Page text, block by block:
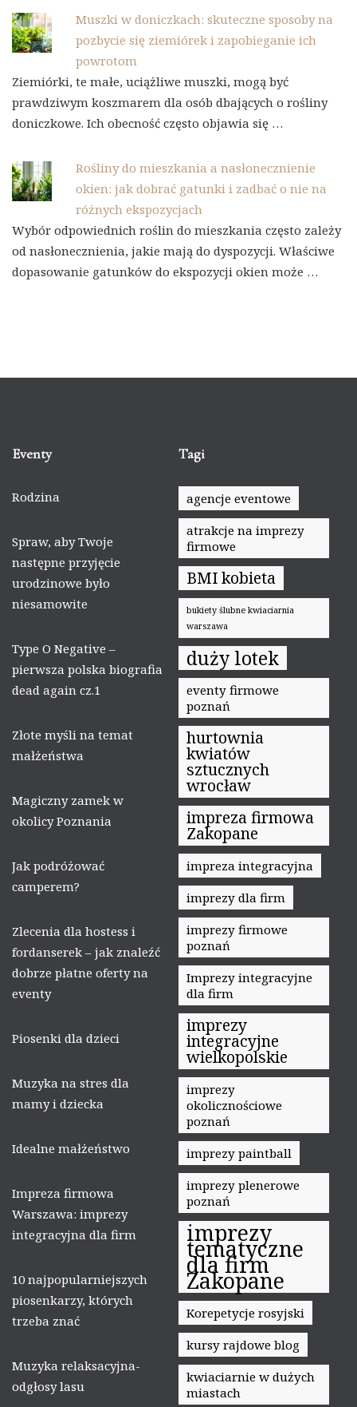
Muszki w doniczkach: skuteczne sposoby na
pozbycie się ziemiórek i zapobieganie ich
powrotom
Ziemiórki, te małe, uciążliwe muszki, mogą być
prawdziwym koszmarem dla osób dbających o rośliny
doniczkowe. Ich obecność często objawia się …
Rośliny do mieszkania a nasłonecznienie
okien: jak dobrać gatunki i zadbać o nie na
różnych ekspozycjach
Wybór odpowiednich roślin do mieszkania często zależy
od nasłonecznienia, jakie mają do dyspozycji. Właściwe
dopasowanie gatunków do ekspozycji okien może …
Eventy
Rodzina
Spraw, aby Twoje
następne przyjęcie
urodzinowe było
niesamowite
Type O Negative –
pierwsza polska biografia
dead again cz.1
Złote myśli na temat
małżeństwa
Magiczny zamek w
okolicy Poznania
Jak podróżować
camperem?
Zlecenia dla hostess i
fordanserek – jak znaleźć
dobrze płatne oferty na
eventy
Piosenki dla dzieci
Muzyka na stres dla
mamy i dziecka
Idealne małżeństwo
Impreza firmowa
Warszawa: imprezy
integracyjna dla firm
10 najpopularniejszych
piosenkarzy, których
trzeba znać
Muzyka relaksacyjna-
odgłosy lasu
Tagi
agencje eventowe
atrakcje na imprezy
firmowe
BMI kobieta
bukiety ślubne kwiaciarnia
warszawa
duży lotek
eventy firmowe
poznań
hurtownia
kwiatów
sztucznych
wrocław
impreza firmowa
Zakopane
impreza integracyjna
imprezy dla firm
imprezy firmowe
poznań
Imprezy integracyjne
dla firm
imprezy
integracyjne
wielkopolskie
imprezy
okolicznościowe
poznań
imprezy paintball
imprezy plenerowe
poznań
imprezy
tematyczne
dla firm
Zakopane
Korepetycje rosyjski
kursy rajdowe blog
kwiaciarnie w dużych
miastach